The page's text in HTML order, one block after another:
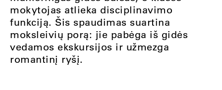
mokytojas atlieka disciplinavimo
funkciją. Šis spaudimas suartina
moksleivių porą: jie pabėga iš gidės
vedamos ekskursijos ir užmezga
romantinį ryšį.